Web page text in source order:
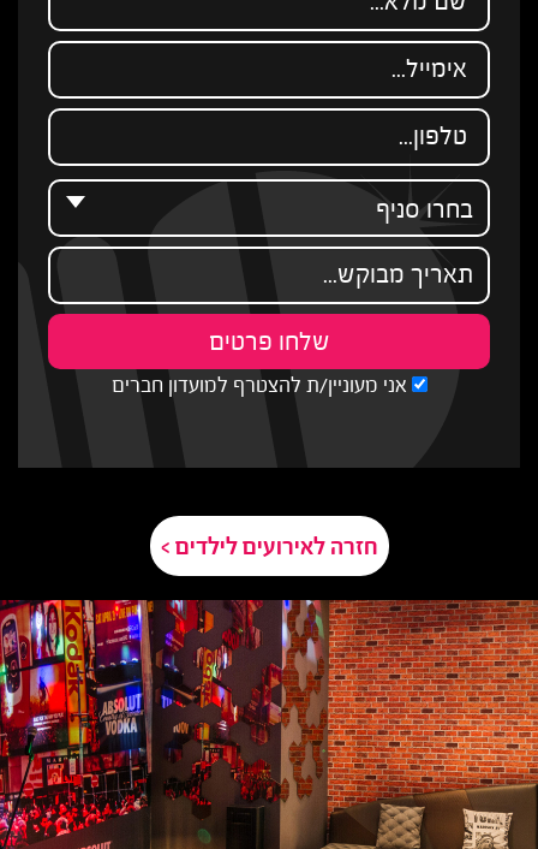
אני מעוניין/ת להצטרף למועדון חברים
חזרה לאירועים לילדים >